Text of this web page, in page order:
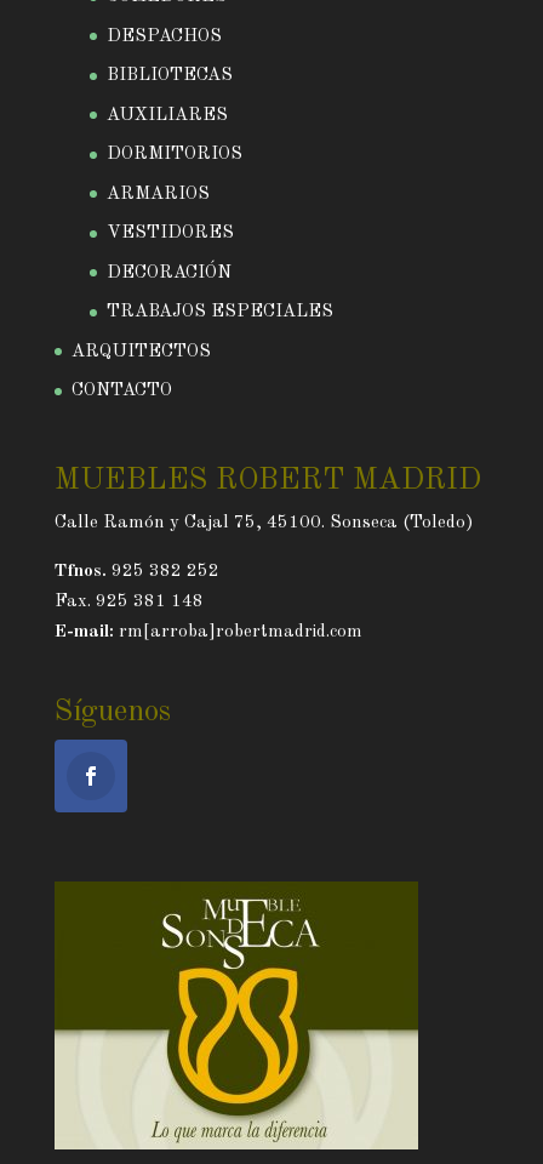
DESPACHOS
BIBLIOTECAS
AUXILIARES
DORMITORIOS
ARMARIOS
VESTIDORES
DECORACIÓN
TRABAJOS ESPECIALES
ARQUITECTOS
CONTACTO
MUEBLES ROBERT MADRID
Calle Ramón y Cajal 75, 45100. Sonseca (Toledo)
Tfnos. 925 382 252
Fax. 925 381 148
E-mail: rm[arroba]robertmadrid.com
Síguenos